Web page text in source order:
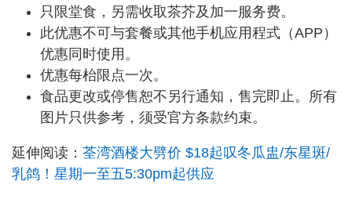
只限堂食，另需收取茶芥及加一服务费。
此优惠不可与套餐或其他手机应用程式（APP）
优惠同时使用。
优惠每枱限点一次。
食品更改或停售恕不另行通知，售完即止。所有
图片只供参考，须受官方条款约束。
延伸阅读： 荃湾酒楼大劈价 $18起叹冬瓜盅/东星斑/
乳鸽！星期一至五5:30pm起供应